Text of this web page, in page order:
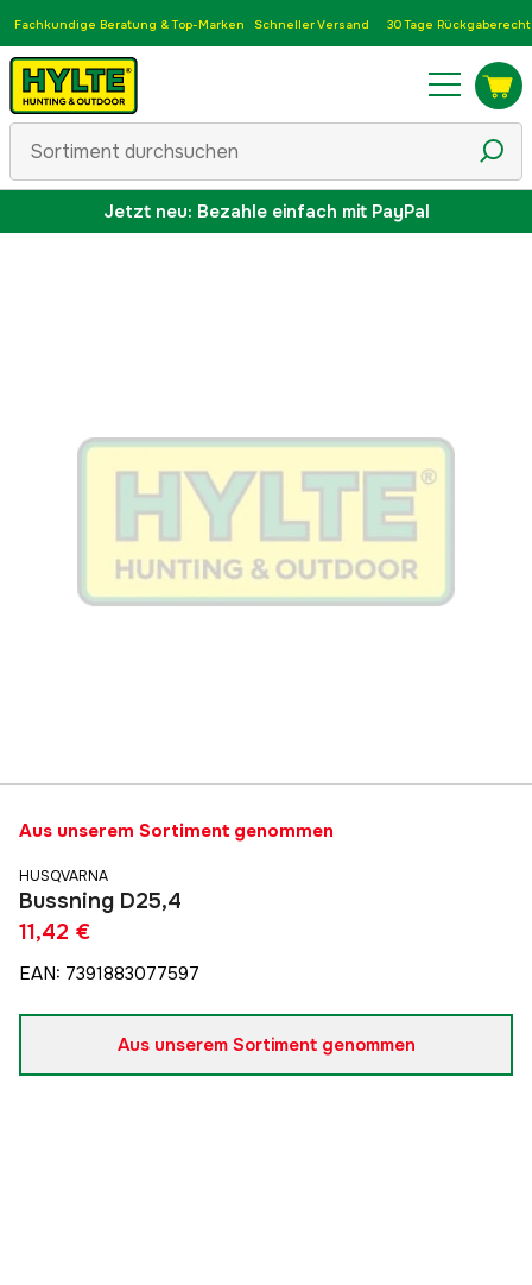
Fachkundige Beratung & Top-Marken Schneller Versand 30 Tage Rückgaberecht
Jetzt neu: Bezahle einfach mit PayPal
Aus unserem Sortiment genommen
HUSQVARNA
Bussning D25,4
11,42 €
EAN: 7391883077597
Aus unserem Sortiment genommen